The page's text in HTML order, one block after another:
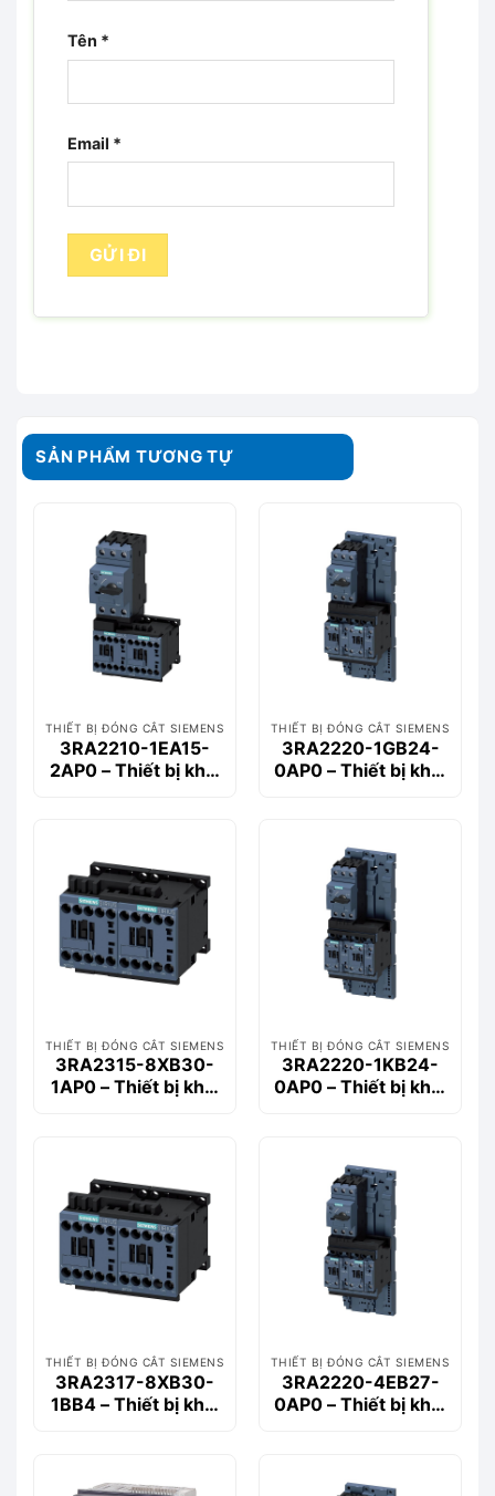
Tên *
Email *
SẢN PHẨM TƯƠNG TỰ
THIẾT BỊ ĐÓNG CẮT SIEMENS
3RA2210-1EA15-
2AP0 – Thiết bị khởi
THIẾT BỊ ĐÓNG CẮT SIEMENS
3RA2220-1GB24-
0AP0 – Thiết bị khởi
THIẾT BỊ ĐÓNG CẮT SIEMENS
3RA2315-8XB30-
1AP0 – Thiết bị khởi
THIẾT BỊ ĐÓNG CẮT SIEMENS
3RA2220-1KB24-
0AP0 – Thiết bị khởi
THIẾT BỊ ĐÓNG CẮT SIEMENS
3RA2317-8XB30-
1BB4 – Thiết bị khởi
THIẾT BỊ ĐÓNG CẮT SIEMENS
3RA2220-4EB27-
0AP0 – Thiết bị khởi